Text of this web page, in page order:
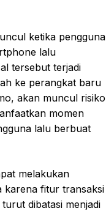
ketika pengguna
lalu
tersebut terjadi
ke perangkat baru
akan muncul risiko
momen
lalu berbuat
melakukan
karena fitur transaksi
dibatasi menjadi